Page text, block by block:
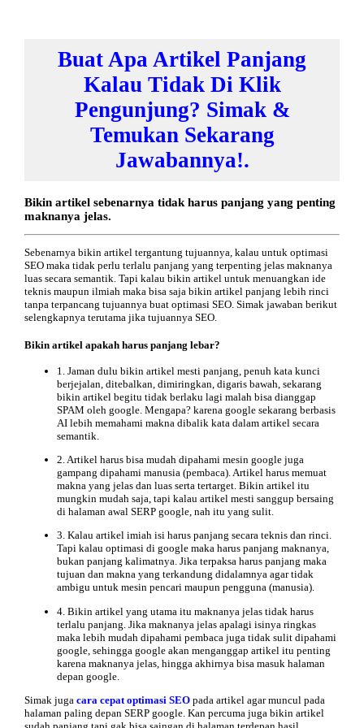
Buat Apa Artikel Panjang
Kalau Tidak Di Klik
Pengunjung? Simak &
Temukan Sekarang
Jawabannya!.
Bikin artikel sebenarnya tidak harus panjang yang penting
maknanya jelas.
Sebenarnya bikin artikel tergantung tujuannya, kalau untuk optimasi
SEO maka tidak perlu terlalu panjang yang terpenting jelas maknanya
luas secara semantik. Tapi kalau bikin artikel untuk menuangkan ide
teknis maupun ilmiah maka bisa saja bikin artikel panjang lebih rinci
tanpa terpancang tujuannya buat optimasi SEO. Simak jawaban berikut
selengkapnya terutama jika tujuannya SEO.
Bikin artikel apakah harus panjang lebar?
1. Jaman dulu bikin artikel mesti panjang, penuh kata kunci
berjejalan, ditebalkan, dimiringkan, digaris bawah, sekarang
bikin artikel begitu tidak berlaku lagi malah bisa dianggap
SPAM oleh google. Mengapa? karena google sekarang berbasis
AI lebih memahami makna dibalik kata dalam artikel secara
semantik.
2. Artikel harus bisa mudah dipahami mesin google juga
gampang dipahami manusia (pembaca). Artikel harus memuat
makna yang jelas dan luas serta tertarget. Bikin artikel itu
mungkin mudah saja, tapi kalau artikel mesti sanggup bersaing
di halaman awal SERP google, nah itu yang sulit.
3. Kalau artikel imiah isi harus panjang secara teknis dan rinci.
Tapi kalau optimasi di google maka harus panjang maknanya,
bukan panjang kalimatnya. Jika terpaksa harus panjang maka
tujuan dan makna yang terkandung didalamnya agar tidak
ambigu untuk mesin pencari maupun pengguna (manusia).
4. Bikin artikel yang utama itu maknanya jelas tidak harus
terlalu panjang. Jika maknanya jelas apalagi isinya ringkas
maka lebih mudah dipahami pembaca juga tidak sulit dipahami
google, sehingga google akan menganggap artikel itu penting
karena maknanya jelas, hingga akhirnya bisa masuk halaman
depan google.
Simak juga cara cepat optimasi SEO pada artikel agar muncul pada
halaman paling depan SERP google. Kan percuma juga bikin artikel